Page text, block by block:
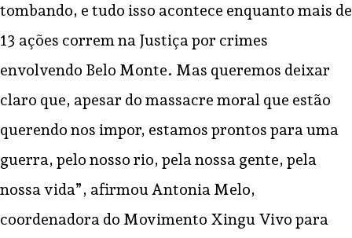
tombando, e tudo isso acontece enquanto mais de
13 ações correm na Justiça por crimes
envolvendo Belo Monte. Mas queremos deixar
claro que, apesar do massacre moral que estão
querendo nos impor, estamos prontos para uma
guerra, pelo nosso rio, pela nossa gente, pela
nossa vida”, afirmou Antonia Melo,
coordenadora do Movimento Xingu Vivo para